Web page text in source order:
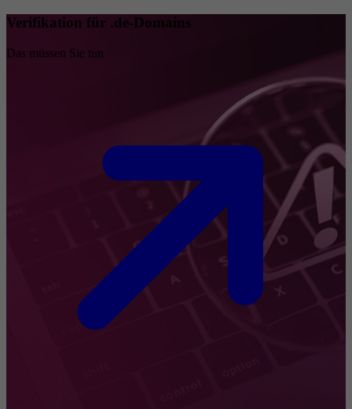
Verifikation für .de-Domains
Das müssen Sie tun